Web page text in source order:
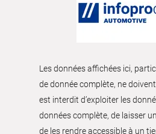
Les données affichées ici,
de donnée complète, ne
est interdit d’exploiter les
données complète, de laisser
de les rendre accessible à un